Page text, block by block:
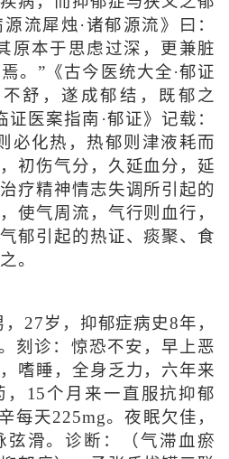
流犀烛·诸郁源流》曰：
原本于思虑过深，更兼脏
。”《古今医统大全·郁证
舒，遂成郁结，既郁之
医案指南·郁证》记载：
必化热，热郁则津液耗而
初伤气分，久延血分，延
疗精神情志失调所引起的
使气周流，气行则血行，
郁引起的热证、痰聚、食
。
27岁，抑郁症病史8年，
刻诊：惊恐不安，早上恶
嗜睡，全身乏力，六年来
，15个月来一直服抗抑郁
每天225mg。夜眠欠佳，
弦滑。诊断：（气滞血瘀